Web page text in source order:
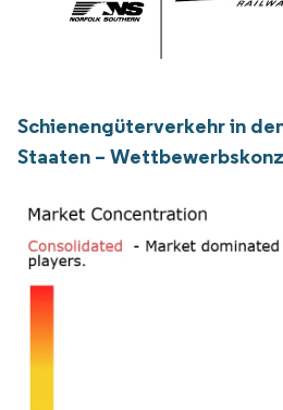
Schienengüterverkehr in
Staaten –